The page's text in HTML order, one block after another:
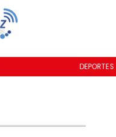
DEPORTES